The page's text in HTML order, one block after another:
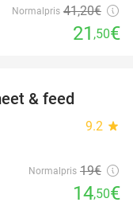
Normalpris 41,20€
21 ,50€
& feed
9.2 star
Normalpris 19€
14,50€